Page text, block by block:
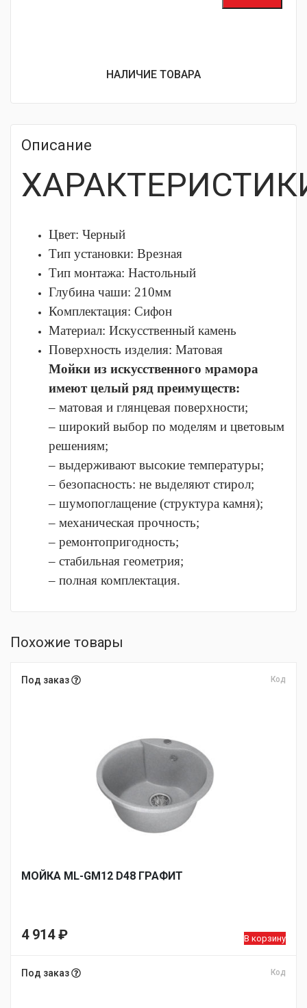
НАЛИЧИЕ ТОВАРА
Описание
Цвет: Черный
Тип установки: Врезная
Тип монтажа: Настольный
Глубина чаши: 210мм
Комплектация: Сифон
Материал: Искусственный камень
Поверхность изделия: Матовая
Мойки из искусственного мрамора
имеют целый ряд преимуществ:
– матовая и глянцевая поверхности;
– широкий выбор по моделям и цветовым
решениям;
– выдерживают высокие температуры;
– безопасность: не выделяют стирол;
– шумопоглащение (структура камня);
– механическая прочность;
– ремонтопригодность;
– стабильная геометрия;
– полная комплектация.
Похожие товары
Под заказ Код
МОЙКA ML-GM12 D48 ГРАФИТ
4 914₽ В корзину
Под заказ Код